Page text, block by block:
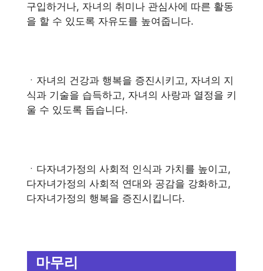
구입하거나, 자녀의 취미나 관심사에 따른 활동
을 할 수 있도록 자유도를 높여줍니다.
ㆍ자녀의 건강과 행복을 증진시키고, 자녀의 지
식과 기술을 습득하고, 자녀의 사랑과 열정을 키
울 수 있도록 돕습니다.
ㆍ다자녀가정의 사회적 인식과 가치를 높이고,
다자녀가정의 사회적 연대와 공감을 강화하고,
다자녀가정의 행복을 증진시킵니다.
마무리